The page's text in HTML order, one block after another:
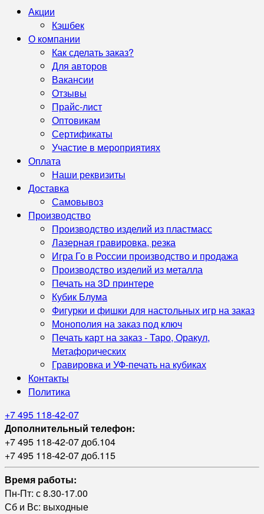
Акции
Кэшбек
О компании
Как сделать заказ?
Для авторов
Вакансии
Отзывы
Прайс-лист
Оптовикам
Сертификаты
Участие в мероприятиях
Оплата
Наши реквизиты
Доставка
Самовывоз
Производство
Производство изделий из пластмасс
Лазерная гравировка, резка
Игра Го в России производство и продажа
Производство изделий из металла
Печать на 3D принтере
Кубик Блума
Фигурки и фишки для настольных игр на заказ
Монополия на заказ под ключ
Печать карт на заказ - Таро, Оракул,
Метафорических
Гравировка и УФ‑печать на кубиках
Контакты
Политика
+7 495 118-42-07
Дополнительный телефон:
+7 495 118-42-07 доб.104
+7 495 118-42-07 доб.115
Время работы:
Пн-Пт: с 8.30-17.00
Сб и Вс: выходные